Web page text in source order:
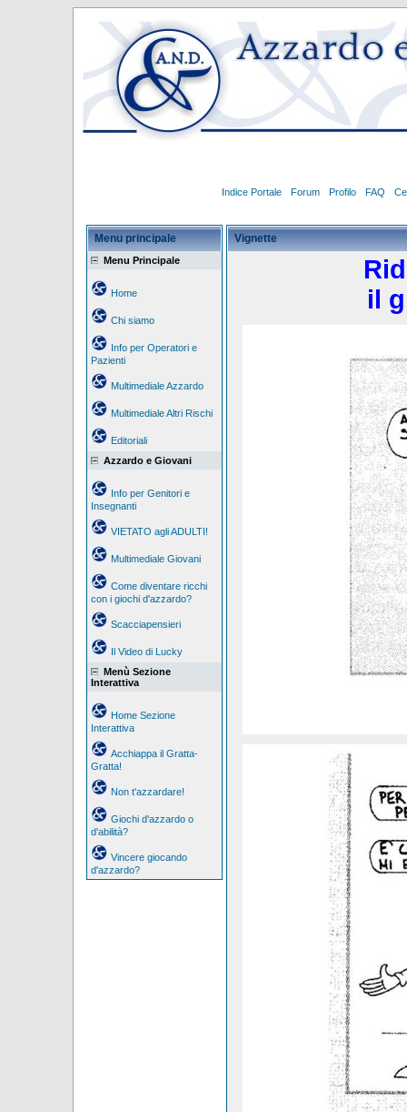
Indice Portale Forum Profilo FAQ
Menu principale
Menu Principale
Home
Chi siamo
Info per Operatori e
Pazienti
Multimediale Azzardo
Multimediale Altri Rischi
Editoriali
Azzardo e Giovani
Info per Genitori e
Insegnanti
VIETATO agli ADULTI!
Multimediale Giovani
Come diventare ricchi
con i giochi d'azzardo?
Scacciapensieri
Il Video di Lucky
Menù Sezione
Interattiva
Home Sezione
Interattiva
Acchiappa il Gratta-
Gratta!
Non t'azzardare!
Giochi d'azzardo o
d'abilità?
Vincere giocando
d'azzardo?
Vignette
il